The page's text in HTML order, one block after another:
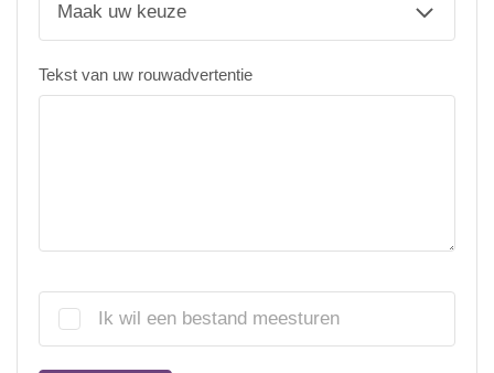
Tekst van uw rouwadvertentie
Ik wil een bestand meesturen